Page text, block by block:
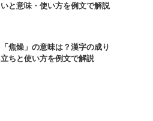
いと意味・使い方を例文で解説
「焦燥」の意味は？漢字の成り
立ちと使い方を例文で解説